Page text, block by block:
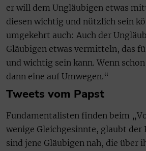
er will dem Ungläubigen etwas
diesen wichtig und nützlich sein
umgekehrt auch: Auch der
Gläubigen etwas vermitteln, das
und wichtig sein kann. Wenn
dann eine auf Umwegen.“
Tweets vom Papst
Fundamentalisten finden beim
wenige Gleichgesinnte, glaubt der
sind jene Gläubigen nah, die über